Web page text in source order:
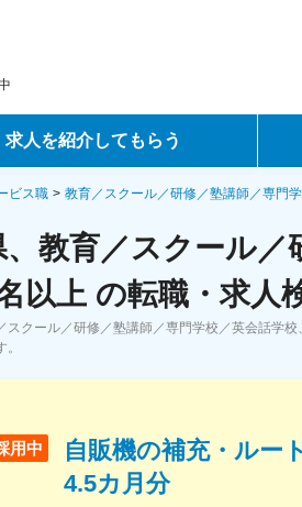
求人を紹介してもらう
ントサービス
サービス
ーエージェントサービス
転
デ
コ
ビス職 教育／スクール／研修／塾講師／専門
、教育／スクール／
以上 の転職・求人
スクール／研修／塾講師／専門学校／英会話学
用中
自販機の補充・ルー
4.5カ月分